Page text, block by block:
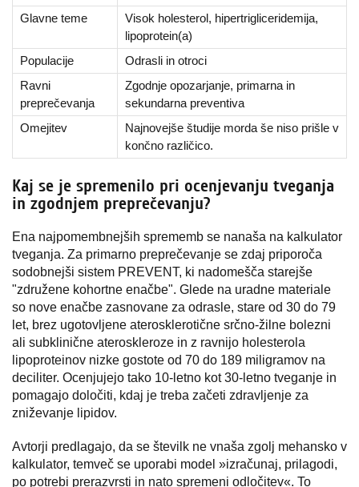
Glavne teme
Visok holesterol, hipertrigliceridemija,
lipoprotein(a)
Populacije
Odrasli in otroci
Ravni
preprečevanja
Zgodnje opozarjanje, primarna in
sekundarna preventiva
Omejitev
Najnovejše študije morda še niso prišle v
končno različico.
Kaj se je spremenilo pri ocenjevanju tveganja
in zgodnjem preprečevanju?
Ena najpomembnejših sprememb se nanaša na kalkulator
tveganja. Za primarno preprečevanje se zdaj priporoča
sodobnejši sistem PREVENT, ki nadomešča starejše
"združene kohortne enačbe". Glede na uradne materiale
so nove enačbe zasnovane za odrasle, stare od 30 do 79
let, brez ugotovljene aterosklerotične srčno-žilne bolezni
ali subklinične ateroskleroze in z ravnijo holesterola
lipoproteinov nizke gostote od 70 do 189 miligramov na
deciliter. Ocenjujejo tako 10-letno kot 30-letno tveganje in
pomagajo določiti, kdaj je treba začeti zdravljenje za
zniževanje lipidov.
Avtorji predlagajo, da se številk ne vnaša zgolj mehansko v
kalkulator, temveč se uporabi model »izračunaj, prilagodi,
po potrebi prerazvrsti in nato spremeni odločitev«. To